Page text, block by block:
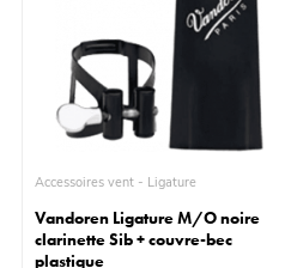
Accessoires vent - Ligature
Vandoren Ligature M/O noire
clarinette Sib + couvre-bec
plastique